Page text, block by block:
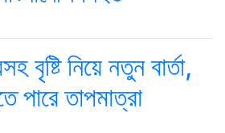
বৃষ্টি নিয়ে নতুন বার্তা,
পারে তাপমাত্রা